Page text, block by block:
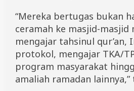
“Mereka bertugas bukan
ceramah ke masjid-masjid
mengajar tahsinul qur’an,
protokol, mengajar TKA/
program masyarakat
amaliah ramadan